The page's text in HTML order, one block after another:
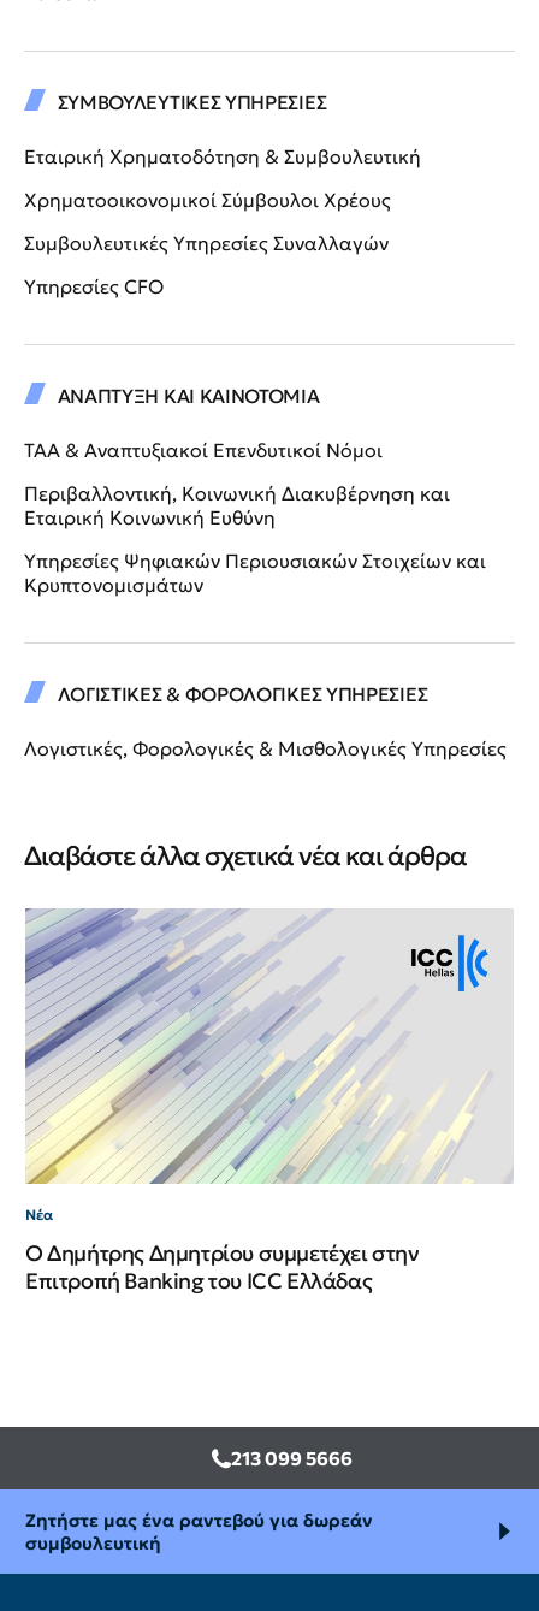
ΣΥΜΒΟΥΛΕΥΤΙΚΕΣ ΥΠΗΡΕΣΙΕΣ
Εταιρική Χρηματοδότηση & Συμβουλευτική
Χρηματοοικονομικοί Σύμβουλοι Χρέους
Συμβουλευτικές Υπηρεσίες Συναλλαγών
Υπηρεσίες CFO
ΑΝΑΠΤΥΞΗ ΚΑΙ ΚΑΙΝΟΤΟΜΙΑ
ΤΑΑ & Αναπτυξιακοί Επενδυτικοί Νόμοι
Περιβαλλοντική, Κοινωνική Διακυβέρνηση και
Εταιρική Κοινωνική Ευθύνη
Υπηρεσίες Ψηφιακών Περιουσιακών Στοιχείων και
Κρυπτονομισμάτων
ΛΟΓΙΣΤΙΚΕΣ & ΦΟΡΟΛΟΓΙΚΕΣ ΥΠΗΡΕΣΙΕΣ
Λογιστικές, Φορολογικές & Μισθολογικές Υπηρεσίες
Διαβάστε άλλα σχετικά νέα και άρθρα
Νέα
Ο Δημήτρης Δημητρίου συμμετέχει στην
Επιτροπή Banking του ICC Ελλάδας
213 099 5666
Ζητήστε μας ένα ραντεβού για δωρεάν
συμβουλευτική